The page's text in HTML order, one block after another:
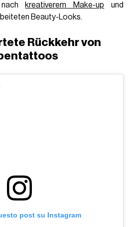
nach kreativerem Make-up und
Beauty-Looks.
Rückkehr von
post su Instagram